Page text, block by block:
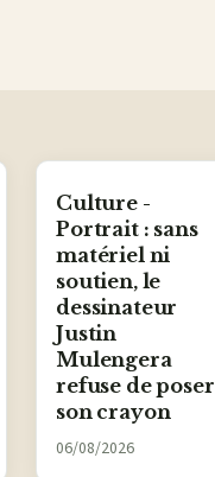
Culture -
Portrait : sans
matériel ni
soutien, le
dessinateur
Justin
Mulengera
refuse de poser
son crayon
06/08/2026